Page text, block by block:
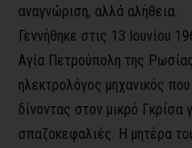
αναγνώριση, αλλά αλήθεια.
Γεννήθηκε στις 13 Ιουνίου
Αγία Πετρούπολη της
ηλεκτρολόγος μηχανικός
δίνοντας στον μικρό Γκρίσα
σπαζοκεφαλιές. Η μητέρα